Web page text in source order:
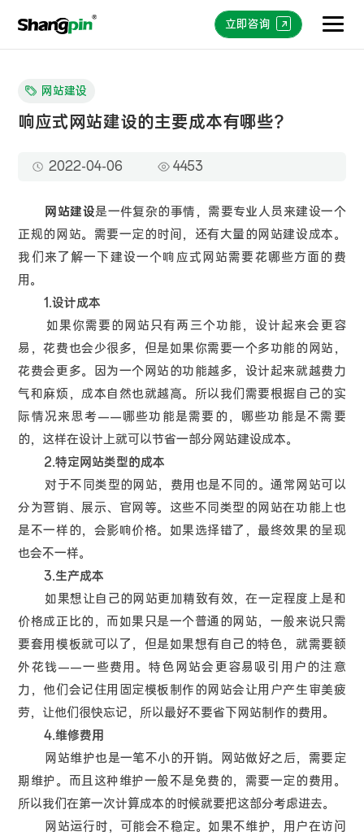
立即咨询
网站建设
响应式网站建设的主要成本有哪些？
2022-04-06 4453
网站建设是一件复杂的事情，需要专业人员来建设一个
正规的网站。需要一定的时间，还有大量的网站建设成本。
我们来了解一下建设一个响应式网站需要花哪些方面的费
用。
1.设计成本
如果你需要的网站只有两三个功能，设计起来会更容
易，花费也会少很多，但是如果你需要一个多功能的网站，
花费会更多。因为一个网站的功能越多，设计起来就越费力
气和麻烦，成本自然也就越高。所以我们需要根据自己的实
际情况来思考——哪些功能是需要的，哪些功能是不需要
的，这样在设计上就可以节省一部分网站建设成本。
2.特定网站类型的成本
对于不同类型的网站，费用也是不同的。通常网站可以
分为营销、展示、官网等。这些不同类型的网站在功能上也
是不一样的，会影响价格。如果选择错了，最终效果的呈现
也会不一样。
3.生产成本
如果想让自己的网站更加精致有效，在一定程度上是和
价格成正比的，而如果只是一个普通的网站，一般来说只需
要套用模板就可以了，但是如果想有自己的特色，就需要额
外花钱——一些费用。特色网站会更容易吸引用户的注意
力，他们会记住用固定模板制作的网站会让用户产生审美疲
劳，让他们很快忘记，所以最好不要省下网站制作的费用。
4.维修费用
网站维护也是一笔不小的开销。网站做好之后，需要定
期维护。而且这种维护一般不是免费的，需要一定的费用。
所以我们在第一次计算成本的时候就要把这部分考虑进去。
网站运行时，可能会不稳定。如果不维护，用户在访问